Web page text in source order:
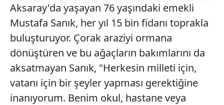
Aksaray'da yaşayan 76 yaşındaki emekli
Mustafa Sanık, her yıl 15 bin fidanı toprakla
buluşturuyor. Çorak araziyi ormana
dönüştüren ve bu ağaçların bakımlarını da
aksatmayan Sanık, "Herkesin milleti için,
vatanı için bir şeyler yapması gerektiğine
inanıyorum. Benim okul, hastane veya